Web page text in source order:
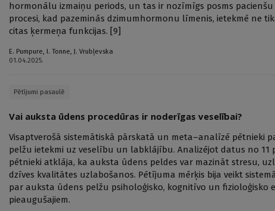
hormonālu izmaiņu periods, un tas ir nozīmīgs posms
procesi, kad pazeminās dzimumhormonu līmenis, ietekmē ne
citas ķermeņa funkcijas. [9]
E. Pumpure, I. Tonne, J. Vrubļevska
01.04.2025.
Pētījumi pasaulē
Vai auksta ūdens procedūras ir noderīgas veselībai?
Visaptverošā sistemātiskā pārskatā un meta–analīzē pētnieki
pelžu ietekmi uz veselību un labklājību. Analizējot datus no 11
pētnieki atklāja, ka auksta ūdens peldes var mazināt stresu,
dzīves kvalitātes uzlabošanos. Pētījuma mērķis bija veikt
par auksta ūdens pelžu psiholoģisko, kognitīvo un fizioloģisko
pieaugušajiem.